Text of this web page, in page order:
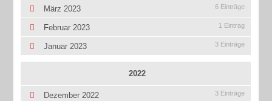
März 2023 6 Einträge
Februar 2023 1 Eintrag
Januar 2023 3 Einträge
2022
Dezember 2022 3 Einträge